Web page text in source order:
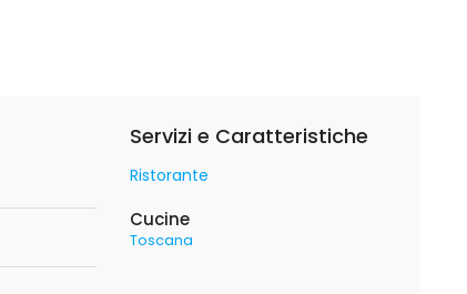
Servizi e Caratteristiche
Ristorante
Cucine
Toscana